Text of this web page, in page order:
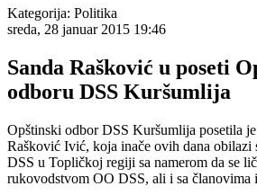
Kategorija: Politika
sreda, 28 januar 2015 19:46
Sanda Rašković u poseti
odboru DSS Kuršumlija
Opštinski odbor DSS Kuršumlija posetila
Rašković Ivić, koja inače ovih dana obilazi
DSS u Topličkoj regiji sa namerom da se
rukovodstvom OO DSS, ali i sa članovima